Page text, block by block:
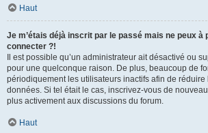
Haut
Je m’étais déjà inscrit par le passé mais ne peux à
connecter ?!
Il est possible qu’un administrateur ait désactivé ou
pour une quelconque raison. De plus, beaucoup de
périodiquement les utilisateurs inactifs afin de
données. Si tel était le cas, inscrivez-vous de
plus activement aux discussions du forum.
Haut